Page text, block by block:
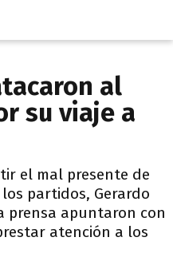
al
su viaje a
el mal presente de
partidos, Gerardo
prensa apuntaron con
atención a los